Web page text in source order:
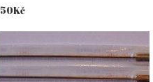
50Kč